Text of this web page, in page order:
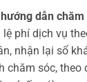
dẫn chăm
phí dịch vụ
nhận lại sổ
chăm sóc, theo